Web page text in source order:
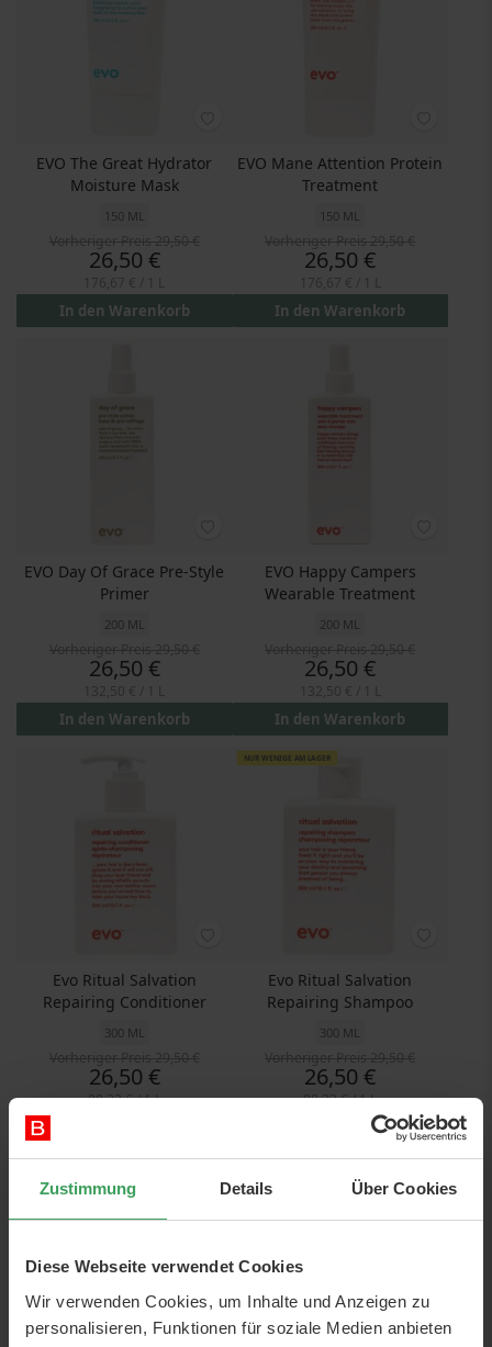
Zustimmung Details Über Cookies
Diese Webseite verwendet Cookies
Wir verwenden Cookies, um Inhalte und Anzeigen zu
personalisieren, Funktionen für soziale Medien anbieten
EVO The Great Hydrator
Moisture Mask
150 ML
Preis
26,50 €
In den Warenkorb
EVO Mane Attention Protein
Treatment
150 ML
Preis
26,50 €
In den Warenkorb
EVO Day Of Grace Pre-Style
Primer
200 ML
Preis
26,50 €
In den Warenkorb
EVO Happy Campers
Wearable Treatment
200 ML
Preis
26,50 €
In den Warenkorb
Evo Ritual Salvation
Repairing Conditioner
300 ML
Vorheriger Preis 29,50 €
Preis
26,50 €
88,33 €/ 1 L
NUR WENIGE AM LAGER
Evo Ritual Salvation
Repairing Shampoo
300 ML
Vorheriger Preis 29,50 €
Preis
26,50 €
88,33 €/ 1 L
In den Warenkorb